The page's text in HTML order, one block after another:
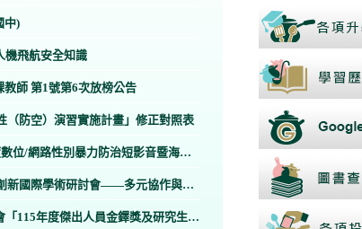
中)
機飛航安全知識
師 第1號第6次放榜公告
（防空）演習實施計畫」修正對照表
位/網路性別暴力防治短影音暨海報
新國際學術研討會——多元協作與永
「115年度傑出人員金鐸獎及研究生暨